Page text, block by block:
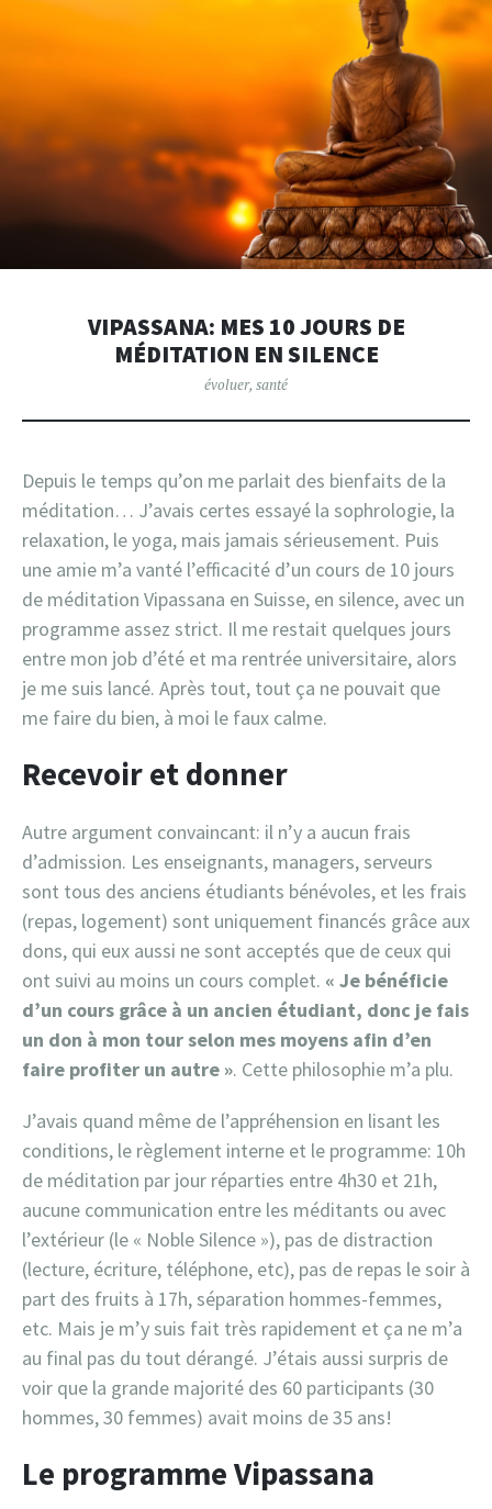
VIPASSANA: MES 10 JOURS DE
MÉDITATION EN SILENCE
évoluer, santé
Depuis le temps qu’on me parlait des bienfaits de la
méditation… J’avais certes essayé la sophrologie, la
relaxation, le yoga, mais jamais sérieusement. Puis
une amie m’a vanté l’efficacité d’un cours de 10 jours
de méditation Vipassana en Suisse, en silence, avec un
programme assez strict. Il me restait quelques jours
entre mon job d’été et ma rentrée universitaire, alors
je me suis lancé. Après tout, tout ça ne pouvait que
me faire du bien, à moi le faux calme.
Recevoir et donner
Autre argument convaincant: il n’y a aucun frais
d’admission. Les enseignants, managers, serveurs
sont tous des anciens étudiants bénévoles, et les frais
(repas, logement) sont uniquement financés grâce aux
dons, qui eux aussi ne sont acceptés que de ceux qui
ont suivi au moins un cours complet. « Je bénéficie
d’un cours grâce à un ancien étudiant, donc je fais
un don à mon tour selon mes moyens afin d’en
faire profiter un autre ». Cette philosophie m’a plu.
J’avais quand même de l’appréhension en lisant les
conditions, le règlement interne et le programme: 10h
de méditation par jour réparties entre 4h30 et 21h,
aucune communication entre les méditants ou avec
l’extérieur (le « Noble Silence »), pas de distraction
(lecture, écriture, téléphone, etc), pas de repas le soir à
part des fruits à 17h, séparation hommes-femmes,
etc. Mais je m’y suis fait très rapidement et ça ne m’a
au final pas du tout dérangé. J’étais aussi surpris de
voir que la grande majorité des 60 participants (30
hommes, 30 femmes) avait moins de 35 ans!
Le programme Vipassana